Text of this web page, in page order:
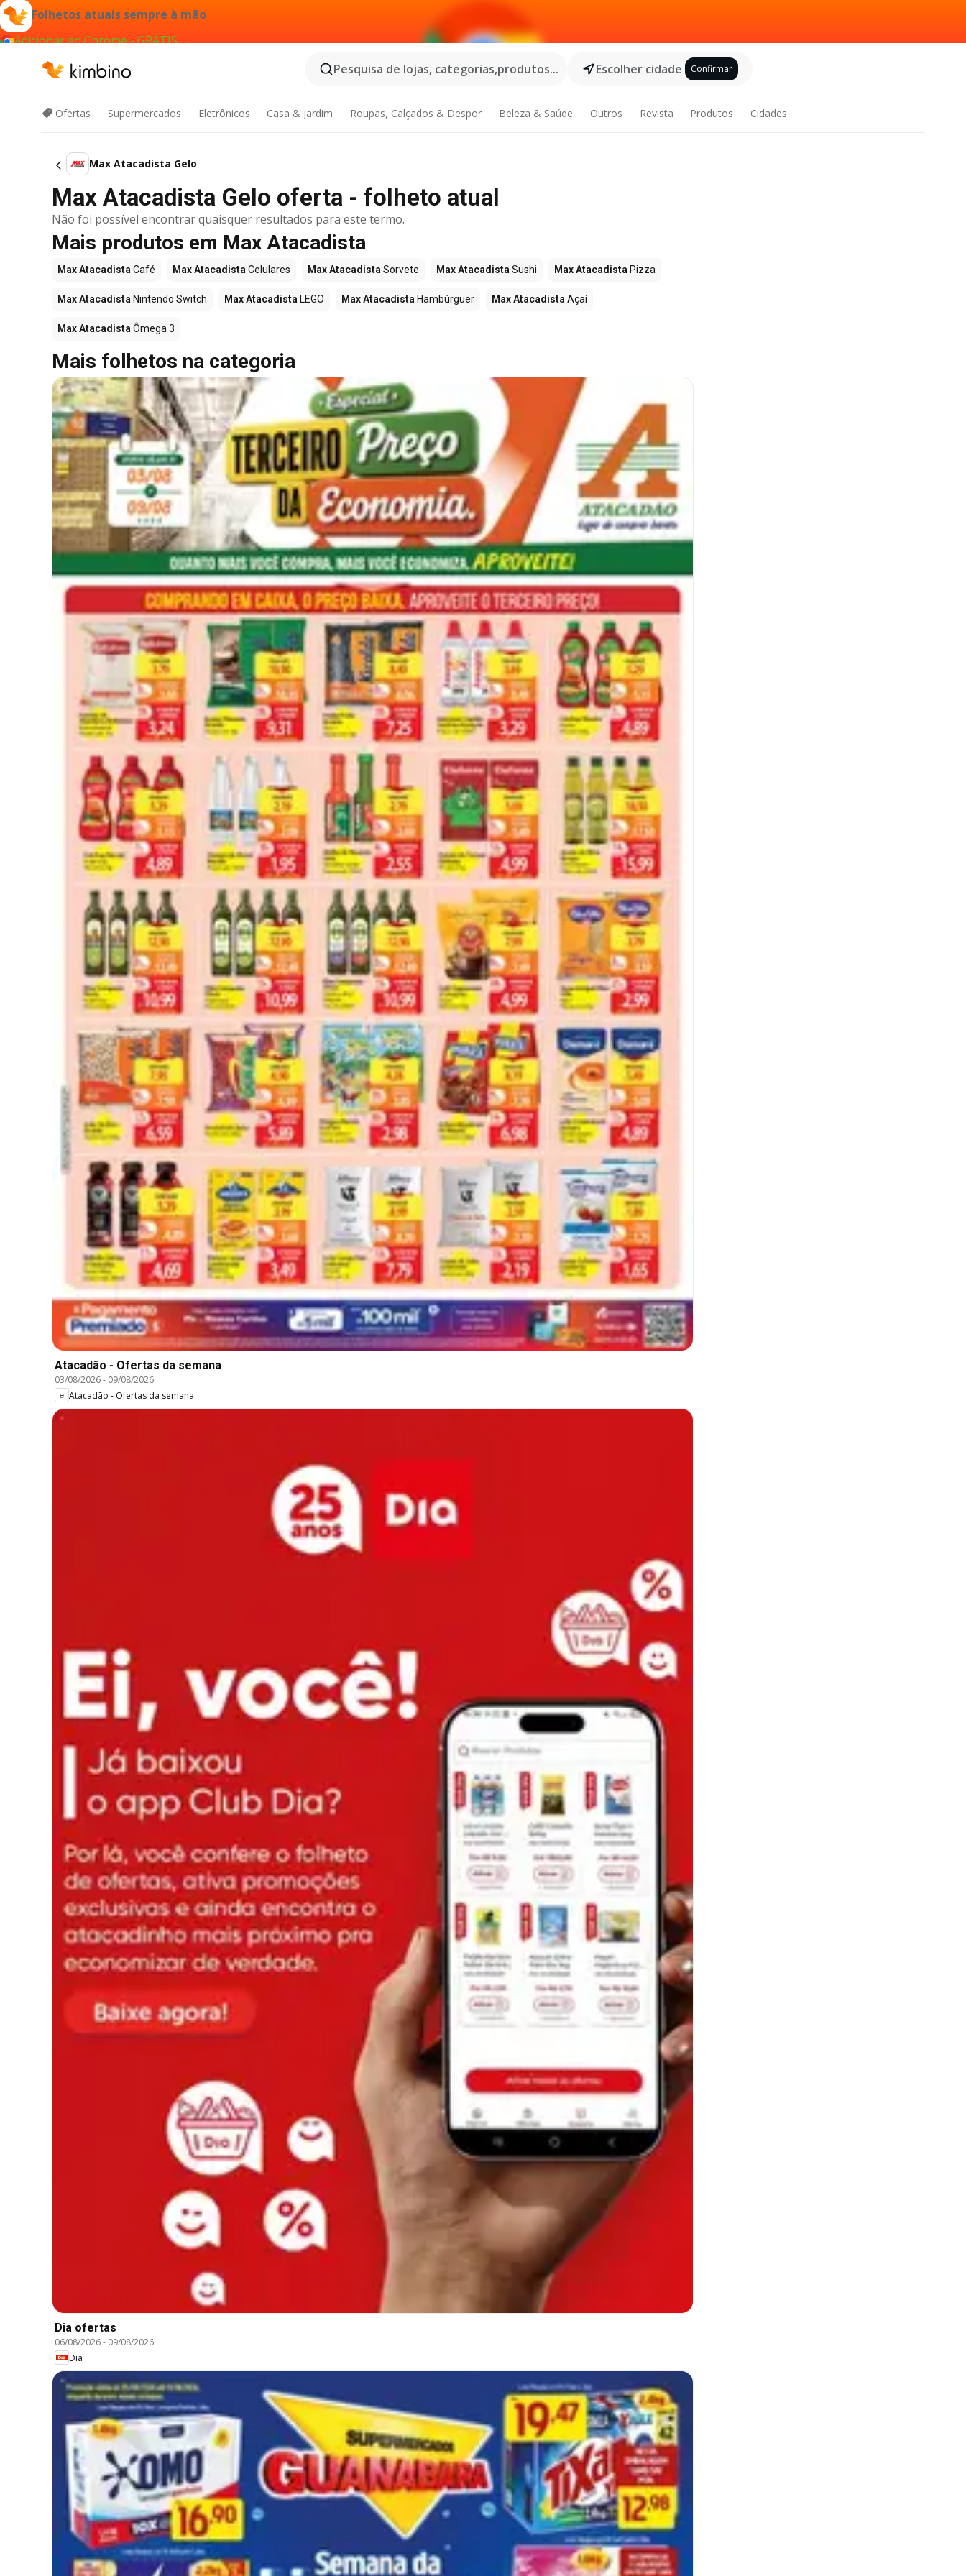
Folhetos atuais sempre à mão
Adicionar ao Chrome - GRÁTIS
Pesquisa de lojas, categorias,produtos...
Escolher cidade Confirmar
Ofertas Supermercados Eletrônicos Casa & Jardim Roupas, Calçados & Despor Beleza & Saúde Outros Revista Produtos Cidades
Max Atacadista Gelo
Max Atacadista Gelo oferta - folheto atual
Não foi possível encontrar quaisquer resultados para este termo.
Mais produtos em Max Atacadista
Max Atacadista Café Max Atacadista Celulares Max Atacadista Sorvete Max Atacadista Sushi Max Atacadista Pizza
Max Atacadista Nintendo Switch Max Atacadista LEGO Max Atacadista Hambúrguer Max Atacadista Açaí
Max Atacadista Ômega 3
Mais folhetos na categoria
Atacadão - Ofertas da semana
03/08/2026- 09/08/2026
Atacadão - Ofertas da semana
Dia ofertas
06/08/2026- 09/08/2026
Dia